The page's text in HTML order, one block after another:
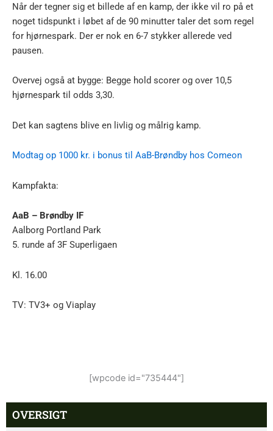
Når der tegner sig et billede af en kamp, der ikke vil ro på et
noget tidspunkt i løbet af de 90 minutter taler det som regel
for hjørnespark. Der er nok en 6-7 stykker allerede ved
pausen.
Overvej også at bygge: Begge hold scorer og over 10,5
hjørnespark til odds 3,30.
Det kan sagtens blive en livlig og målrig kamp.
Modtag op 1000 kr. i bonus til AaB-Brøndby hos Comeon
Kampfakta:
AaB – Brøndby IF
Aalborg Portland Park
5. runde af 3F Superligaen
Kl. 16.00
TV: TV3+ og Viaplay
[wpcode id="735444"]
OVERSIGT